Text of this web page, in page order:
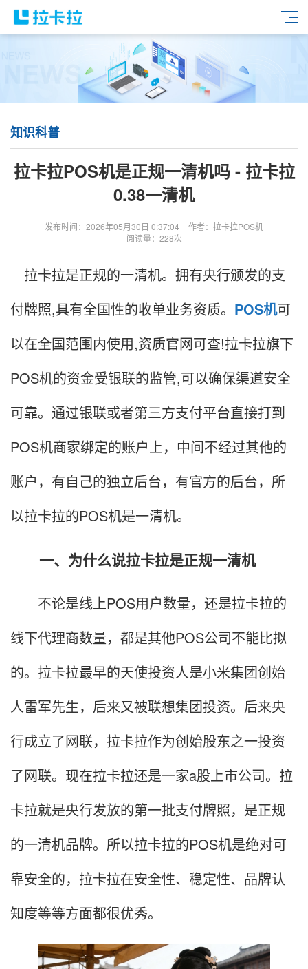
知识科普
拉卡拉POS机是正规一清机吗 - 拉卡拉
0.38一清机
发布时间：2026年05月30日 0:37:04
作者：拉卡拉POS机
阅读量：228次
拉卡拉是正规的一清机。拥有央行颁发的支
付牌照,具有全国性的收单业务资质。 POS机可
以在全国范围内使用,资质官网可查!拉卡拉旗下
POS机的资金受银联的监管,可以确保渠道安全
可靠。通过银联或者第三方支付平台直接打到
POS机商家绑定的账户上，中间不经过其他的
账户，有自己的独立后台，有官方的后台，所
以拉卡拉的POS机是一清机。
一、为什么说拉卡拉是正规一清机
不论是线上POS用户数量，还是拉卡拉的
线下代理商数量，都是其他POS公司不能比拟
的。拉卡拉最早的天使投资人是小米集团创始
人雷军先生，后来又被联想集团投资。后来央
行成立了网联，拉卡拉作为创始股东之一投资
了网联。现在拉卡拉还是一家a股上市公司。拉
卡拉就是央行发放的第一批支付牌照，是正规
的一清机品牌。所以拉卡拉的POS机是绝对可
靠安全的，拉卡拉在安全性、稳定性、品牌认
知度等等方面都很优秀。